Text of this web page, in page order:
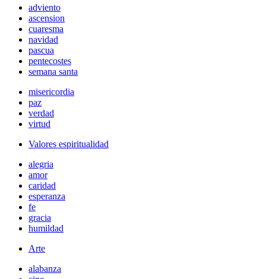
adviento
ascension
cuaresma
navidad
pascua
pentecostes
semana santa
misericordia
paz
verdad
virtud
Valores espiritualidad
alegria
amor
caridad
esperanza
fe
gracia
humildad
Arte
alabanza